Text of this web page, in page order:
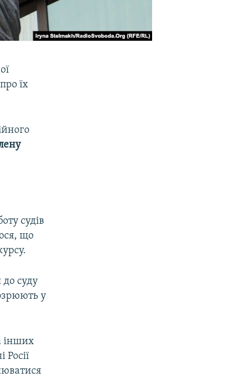
їх
судів
що
суду
у
інших